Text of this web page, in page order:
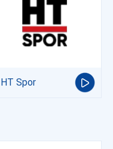
HT Spor